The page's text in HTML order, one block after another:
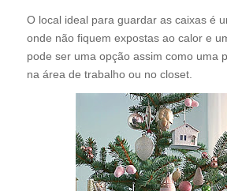
O local ideal para guardar as caixas é
onde não fiquem expostas ao calor e
pode ser uma opção assim como uma
na área de trabalho ou no closet.